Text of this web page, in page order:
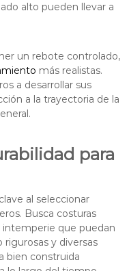
alto pueden llevar a
un rebote controlado,
más realistas.
a desarrollar sus
a la trayectoria de la
para
al seleccionar
Busca costuras
intemperie que puedan
y diversas
bien construida